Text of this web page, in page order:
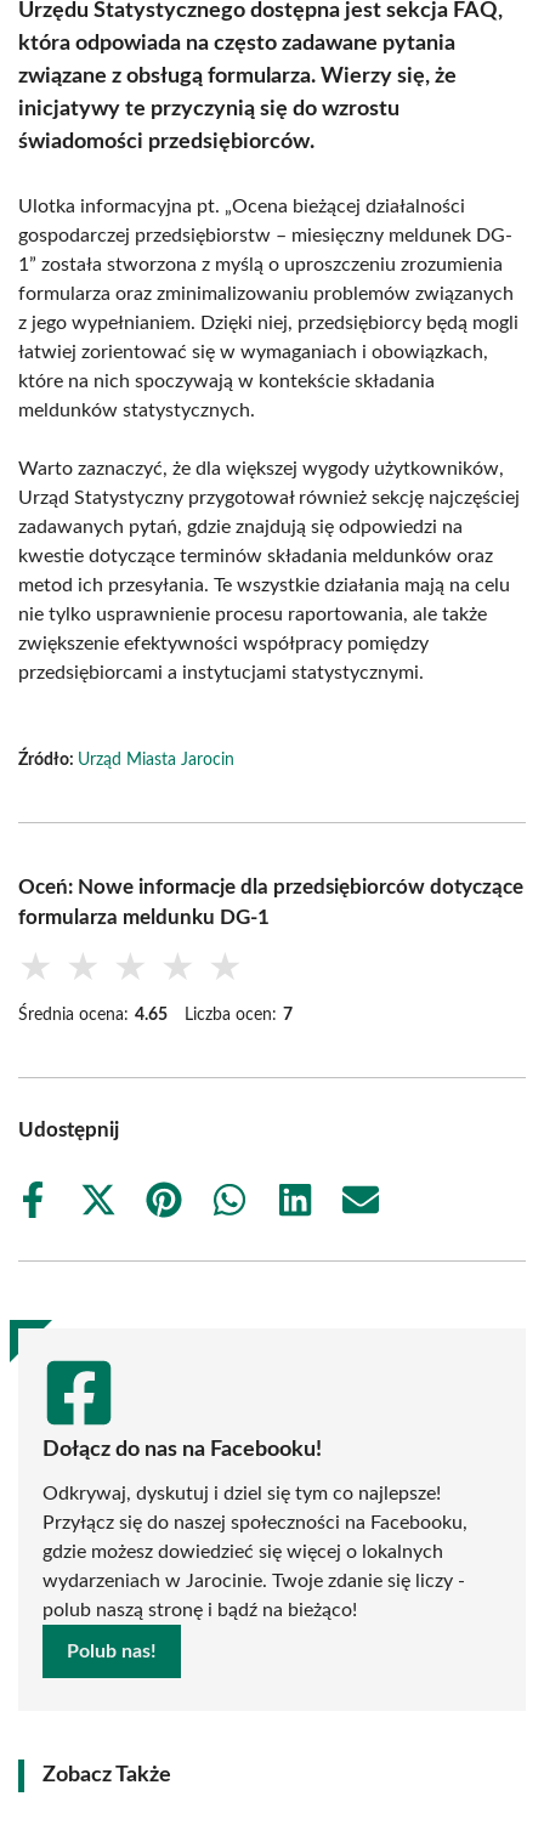
Urzędu Statystycznego dostępna jest sekcja FAQ,
która odpowiada na często zadawane pytania
związane z obsługą formularza. Wierzy się, że
inicjatywy te przyczynią się do wzrostu
świadomości przedsiębiorców.
Ulotka informacyjna pt. „Ocena bieżącej działalności
gospodarczej przedsiębiorstw – miesięczny meldunek DG-
1” została stworzona z myślą o uproszczeniu zrozumienia
formularza oraz zminimalizowaniu problemów związanych
z jego wypełnianiem. Dzięki niej, przedsiębiorcy będą mogli
łatwiej zorientować się w wymaganiach i obowiązkach,
które na nich spoczywają w kontekście składania
meldunków statystycznych.
Warto zaznaczyć, że dla większej wygody użytkowników,
Urząd Statystyczny przygotował również sekcję najczęściej
zadawanych pytań, gdzie znajdują się odpowiedzi na
kwestie dotyczące terminów składania meldunków oraz
metod ich przesyłania. Te wszystkie działania mają na celu
nie tylko usprawnienie procesu raportowania, ale także
zwiększenie efektywności współpracy pomiędzy
przedsiębiorcami a instytucjami statystycznymi.
Źródło: Urząd Miasta Jarocin
Oceń: Nowe informacje dla przedsiębiorców dotyczące
formularza meldunku DG-1
★ ★ ★ ★ ★
Średnia ocena: 4.65 Liczba ocen: 7
Udostępnij
Share
Share
(Twitter)
Share
Share
Share
Share
Dołącz do nas na Facebooku!
Odkrywaj, dyskutuj i dziel się tym co najlepsze!
Przyłącz się do naszej społeczności na Facebooku,
gdzie możesz dowiedzieć się więcej o lokalnych
wydarzeniach w Jarocinie. Twoje zdanie się liczy -
polub naszą stronę i bądź na bieżąco!
Polub nas!
Zobacz Także